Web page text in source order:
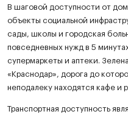
В шаговой доступности от
объекты социальной
сады, школы и городская
повседневных нужд в 5
супермаркеты и аптеки.
«Краснодар», дорога до
неподалеку находятся кафе и
Транспортная доступность